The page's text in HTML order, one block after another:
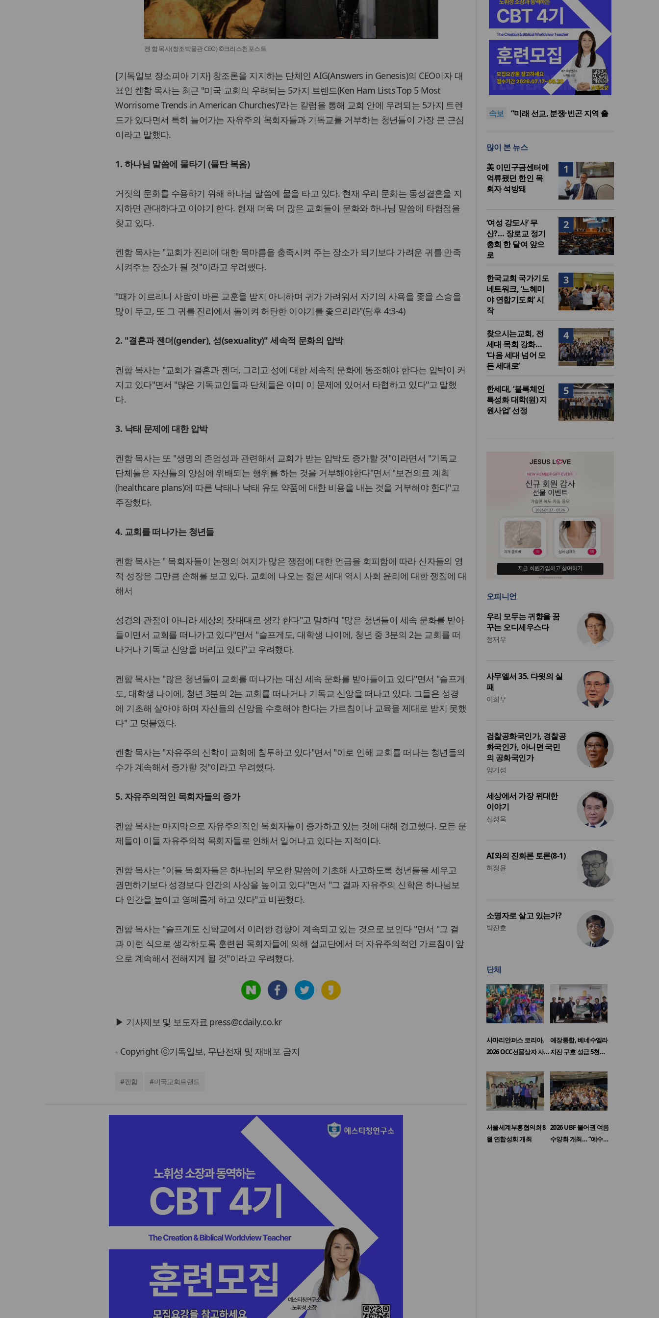
켄 함 목사(창조박물관 CEO) ©크리스천포스트
[기독일보 장소피아 기자] 창조론을 지지하는 단체인 AIG(Answers in Genesis)의 CEO이자 대
표인 켄함 목사는 최근 "미국 교회의 우려되는 5가지 트렌드(Ken Ham Lists Top 5 Most
Worrisome Trends in American Churches)"라는 칼럼을 통해 교회 안에 우려되는 5가지 트렌
드가 있다면서 특히 늘어가는 자유주의 목회자들과 기독교를 거부하는 청년들이 가장 큰 근심
이라고 말했다.
1. 하나님 말씀에 물타기 (물탄 복음)
거짓의 문화를 수용하기 위해 하나님 말씀에 물을 타고 있다. 현재 우리 문화는 동성결혼을 지
지하면 관대하다고 이야기 한다. 현재 더욱 더 많은 교회들이 문화와 하나님 말씀에 타협점을
찾고 있다.
켄함 목사는 "교회가 진리에 대한 목마름을 충족시켜 주는 장소가 되기보다 가려운 귀를 만족
시켜주는 장소가 될 것"이라고 우려했다.
"때가 이르리니 사람이 바른 교훈을 받지 아니하며 귀가 가려워서 자기의 사욕을 좇을 스승을
많이 두고, 또 그 귀를 진리에서 돌이켜 허탄한 이야기를 좇으리라"(딤후 4:3-4)
2. "결혼과 젠더(gender), 성(sexuality)" 세속적 문화의 압박
켄함 목사는 "교회가 결혼과 젠더, 그리고 성에 대한 세속적 문화에 동조해야 한다는 압박이 커
지고 있다"면서 "많은 기독교인들과 단체들은 이미 이 문제에 있어서 타협하고 있다"고 말했
다.
3. 낙태 문제에 대한 압박
켄함 목사는 또 "생명의 존엄성과 관련해서 교회가 받는 압박도 증가할 것"이라면서 "기독교
단체들은 자신들의 양심에 위배되는 행위를 하는 것을 거부해야한다"면서 "보건의료 계획
(healthcare plans)에 따른 낙태나 낙태 유도 약품에 대한 비용을 내는 것을 거부해야 한다"고
주장했다.
4. 교회를 떠나가는 청년들
켄함 목사는 " 목회자들이 논쟁의 여지가 많은 쟁점에 대한 언급을 회피함에 따라 신자들의 영
적 성장은 그만큼 손해를 보고 있다. 교회에 나오는 젊은 세대 역시 사회 윤리에 대한 쟁점에 대
해서
성경의 관점이 아니라 세상의 잣대대로 생각 한다"고 말하며 "많은 청년들이 세속 문화를 받아
들이면서 교회를 떠나가고 있다"면서 "슬프게도, 대학생 나이에, 청년 중 3분의 2는 교회를 떠
나거나 기독교 신앙을 버리고 있다"고 우려했다.
켄함 목사는 "많은 청년들이 교회를 떠나가는 대신 세속 문화를 받아들이고 있다"면서 "슬프게
도, 대학생 나이에, 청년 3분의 2는 교회를 떠나거나 기독교 신앙을 떠나고 있다. 그들은 성경
에 기초해 살아야 하며 자신들의 신앙을 수호해야 한다는 가르침이나 교육을 제대로 받지 못했
다" 고 덧붙였다.
켄함 목사는 "자유주의 신학이 교회에 침투하고 있다"면서 "이로 인해 교회를 떠나는 청년들의
수가 계속해서 증가할 것"이라고 우려했다.
5. 자유주의적인 목회자들의 증가
켄함 목사는 마지막으로 자유주의적인 목회자들이 증가하고 있는 것에 대해 경고했다. 모든 문
제들이 이들 자유주의적 목회자들로 인해서 일어나고 있다는 지적이다.
켄함 목사는 "이들 목회자들은 하나님의 무오한 말씀에 기초해 사고하도록 청년들을 세우고
권면하기보다 성경보다 인간의 사상을 높이고 있다"면서 "그 결과 자유주의 신학은 하나님보
다 인간을 높이고 영예롭게 하고 있다"고 비판했다.
켄함 목사는 "슬프게도 신학교에서 이러한 경향이 계속되고 있는 것으로 보인다 "면서 "그 결
과 이런 식으로 생각하도록 훈련된 목회자들에 의해 설교단에서 더 자유주의적인 가르침이 앞
으로 계속해서 전해지게 될 것"이라고 우려했다.
▶ 기사제보 및 보도자료 press@cdaily.co.kr
- Copyright ⓒ기독일보, 무단전재 및 재배포 금지
#켄함 #미국교회트랜드
속보
[최원호 목사의 영혼의 양식 63]
말씀은 같은데 왜 열매는 다를
美 이민구금센터에 억류됐던
“미사일 속에서도 복음은 전해
“미래 선교, 분쟁·빈곤 지역 출
발
말씀은 같은데 왜 열매는 다를
美 이민구금센터에 억류됐던
한인 목회자 석방돼
많이 본 뉴스
1
美 이민구금센터에
억류됐던 한인 목
회자 석방돼
2
‘여성 강도사’ 무
산?… 장로교 정기
총회 한 달여 앞으
로
3
한국교회 국가기도
네트워크, ‘느헤미
야 연합기도회’ 시
작
4
찾으시는교회, 전
세대 목회 강화…
‘다음 세대 넘어 모
든 세대로’
5
한세대, ‘블록체인
특성화 대학(원) 지
원사업’ 선정
오피니언
우리 모두는 귀향을 꿈
꾸는 오디세우스다
정재우
사무엘서 35. 다윗의 실
패
이희우
검찰공화국인가, 경찰공
화국인가, 아니면 국민
의 공화국인가
양기성
세상에서 가장 위대한
이야기
신성욱
AI와의 진화론 토론(8-1)
허정윤
소명자로 살고 있는가?
박진호
단체
사마리안퍼스 코리아,
2026 OCC선물상자 사…
예장통합, 베네수엘라
지진 구호 성금 5천…
서울세계부흥협의회 8
월 연합성회 개최
2026 UBF 불어권 여름
수양회 개최… “예수…